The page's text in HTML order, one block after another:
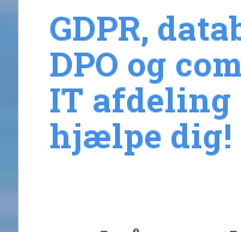
GDPR,
DPO og
IT afdeling
hjælpe dig!